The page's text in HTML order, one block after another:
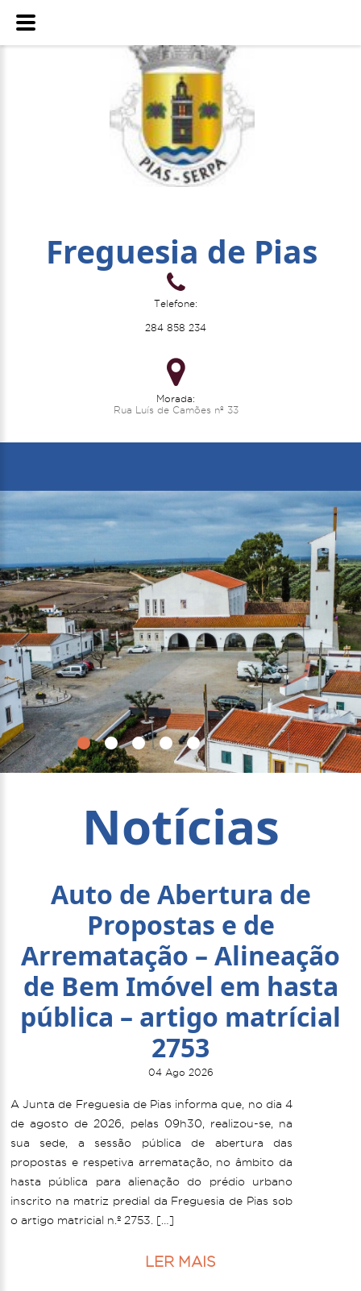
Freguesia de Pias
Telefone:
284 858 234
Morada:
Rua Luís de Camões nº 33
Notícias
Auto de Abertura de
Propostas e de
Arrematação – Alineação
de Bem Imóvel em hasta
pública – artigo matrícial
2753
04 Ago 2026
A Junta de Freguesia de Pias informa que, no dia 4
de agosto de 2026, pelas 09h30, realizou-se, na
sua sede, a sessão pública de abertura das
propostas e respetiva arrematação, no âmbito da
hasta pública para alienação do prédio urbano
inscrito na matriz predial da Freguesia de Pias sob
o artigo matricial n.º 2753. […]
LER MAIS